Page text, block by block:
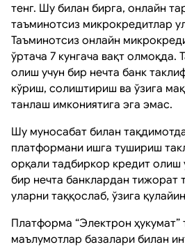
тенг. Шу билан бирга, онлайн
таъминотсиз микрокредитлар
Таъминотсиз онлайн
ўртача 7 кунгача вақт олмоқда.
олиш учун бир нечта банк
кўриш, солиштириш ва ўзига
танлаш имкониятига эга эмас.
Шу муносабат билан
платформани ишга тушириш
орқали тадбиркор кредит олиш
бир нечта банклардан тижорат
уларни таққослаб, ўзига
Платформа “Электрон ҳукумат”
маълумотлар базалари билан